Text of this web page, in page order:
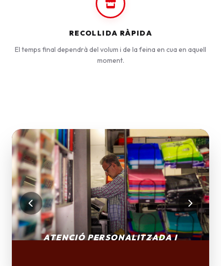
RECOLLIDA RÀPIDA
El temps final dependrà del volum i de la feina en cua en aquell
moment.